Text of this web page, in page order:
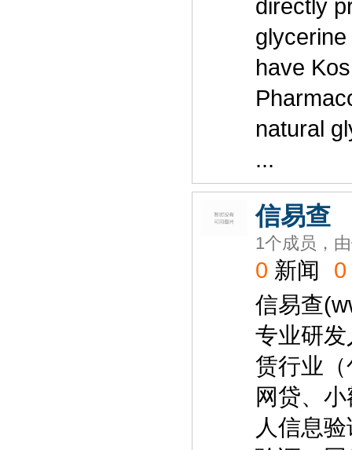
directly
have
natural
...
信易查
1个成员，由
0 新闻 0
信易查
专业研
赁行业
网贷、
人信息